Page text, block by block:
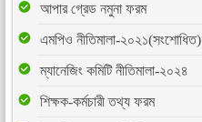
আপার গ্রেড নমুনা ফরম
এমপিও নীতিমালা-২০২১(সংশোধিত)
ম্যানেজিং কমিটি নীতিমালা-২০২৪
শিক্ষক-কর্মচারী তথ্য ফরম